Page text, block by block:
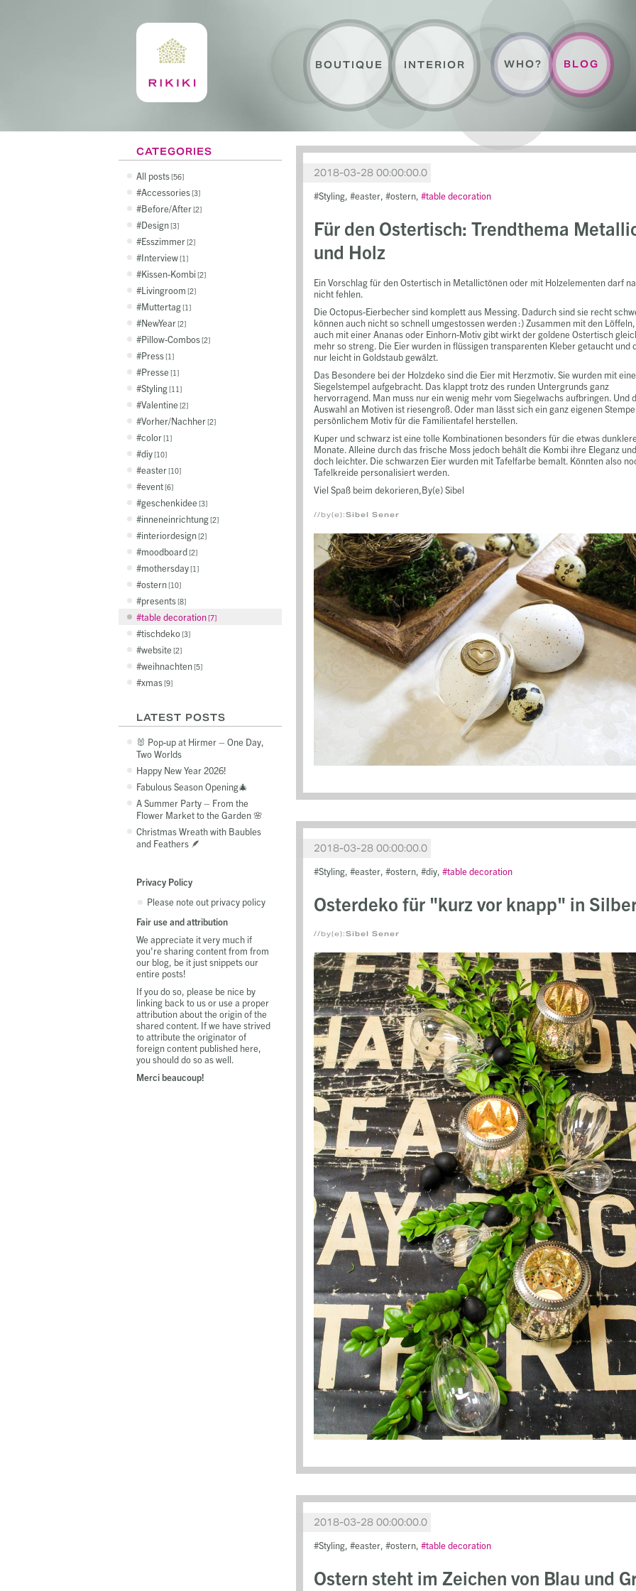
BOUTIQUE INTERIOR WHO? BLOG
CATEGORIES
All posts 56
Accessories 3
Before/After 2
Design 3
Esszimmer 2
Interview 1
Kissen-Kombi 2
Livingroom 2
Muttertag 1
NewYear 2
Pillow-Combos 2
Press 1
Presse 1
Styling 11
Valentine 2
Vorher/Nachher 2
color 1
diy 10
easter 10
event 6
geschenkidee 3
inneneinrichtung 2
interiordesign 2
moodboard 2
mothersday 1
ostern 10
presents 8
table decoration 7
tischdeko 3
website 2
weihnachten 5
xmas 9
LATEST POSTS
🐰 Pop-up at Hirmer – One Day,
Two Worlds
Happy New Year 2026!
Fabulous Season Opening🎄
A Summer Party – From the
Flower Market to the Garden 🌸
Christmas Wreath with Baubles
and Feathers 🪶
Privacy Policy
Please note out privacy policy
Fair use and attribution
We appreciate it very much if
you're sharing content from from
our blog, be it just snippets our
entire posts!
If you do so, please be nice by
linking back to us or use a proper
attribution about the origin of the
shared content. If we have strived
to attribute the originator of
foreign content published here,
you should do so as well.
Merci beaucoup!
2018-03-28 00:00:00.0
Styling
easter ostern table decoration
Für den Ostertisch: Trendthema
und Holz
Ein Vorschlag für den Ostertisch in Metallictönen oder mit Holzelementen darf
nicht fehlen.
Die Octopus-Eierbecher sind komplett aus Messing. Dadurch sind sie recht
können auch nicht so schnell umgestossen werden :) Zusammen mit den
auch mit einer Ananas oder Einhorn-Motiv gibt wirkt der goldene Ostertisch
mehr so streng. Die Eier wurden in flüssigen transparenten Kleber getaucht und
nur leicht in Goldstaub gewälzt.
Das Besondere bei der Holzdeko sind die Eier mit Herzmotiv. Sie wurden mit
Siegelstempel aufgebracht. Das klappt trotz des runden Untergrunds ganz
hervorragend. Man muss nur ein wenig mehr vom Siegelwachs aufbringen. Und
Auswahl an Motiven ist riesengroß. Oder man lässt sich ein ganz eigenen
persönlichem Motiv für die Familientafel herstellen.
Kuper und schwarz ist eine tolle Kombinationen besonders für die etwas
Monate. Alleine durch das frische Moss jedoch behält die Kombi ihre Eleganz
doch leichter. Die schwarzen Eier wurden mit Tafelfarbe bemalt. Könnten also
Tafelkreide personalisiert werden.
Viel Spaß beim dekorieren,By(e) Sibel
//by(e):Sibel Sener
2018-03-28 00:00:00.0
Styling
easter ostern diy table decoration
Osterdeko für "kurz vor knapp" in
//by(e):Sibel Sener
2018-03-28 00:00:00.0
Styling
easter ostern table decoration
Ostern steht im Zeichen von Blau und